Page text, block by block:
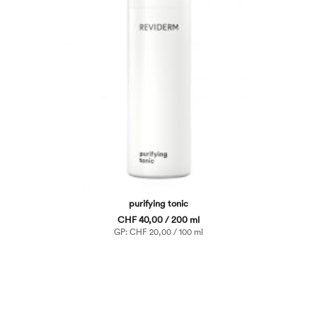
purifying tonic
CHF 40,00 / 200 ml
GP: CHF 20,00 / 100 ml